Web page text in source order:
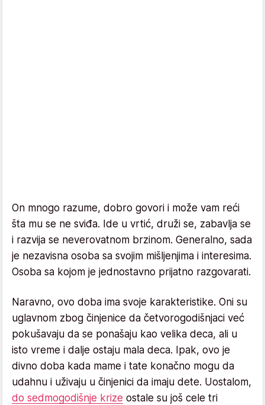
On mnogo razume, dobro govori i može vam reći
šta mu se ne sviđa. Ide u vrtić, druži se, zabavlja se
i razvija se neverovatnom brzinom. Generalno, sada
je nezavisna osoba sa svojim mišljenjima i interesima.
Osoba sa kojom je jednostavno prijatno razgovarati.
Naravno, ovo doba ima svoje karakteristike. Oni su
uglavnom zbog činjenice da četvorogodišnjaci već
pokušavaju da se ponašaju kao velika deca, ali u
isto vreme i dalje ostaju mala deca. Ipak, ovo je
divno doba kada mame i tate konačno mogu da
udahnu i uživaju u činjenici da imaju dete. Uostalom,
do sedmogodišnje krize ostale su još cele tri